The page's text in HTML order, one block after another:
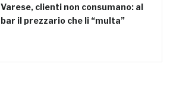
Varese, clienti non consumano: al
bar il prezzario che li “multa”